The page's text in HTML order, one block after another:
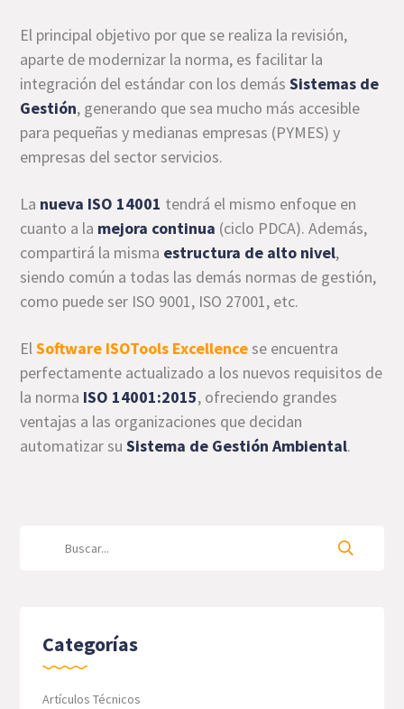
El principal objetivo por que se realiza la revisión,
aparte de modernizar la norma, es facilitar la
integración del estándar con los demásSistemas de
Gestión, generando que sea mucho más accesible
para pequeñas y medianas empresas (PYMES) y
empresas del sector servicios.
La nueva ISO 14001 tendrá el mismo enfoque en
cuanto a la mejora continua (ciclo PDCA). Además,
compartirá la misma estructura de alto nivel,
siendo común a todas las demás normas de gestión,
como puede ser ISO 9001, ISO 27001, etc.
ElSoftware ISOTools Excellencese encuentra
perfectamente actualizado a los nuevos requisitos de
la norma ISO 14001:2015, ofreciendo grandes
ventajas a las organizaciones que decidan
automatizar suSistema de Gestión Ambiental.
Categorías
Artículos Técnicos